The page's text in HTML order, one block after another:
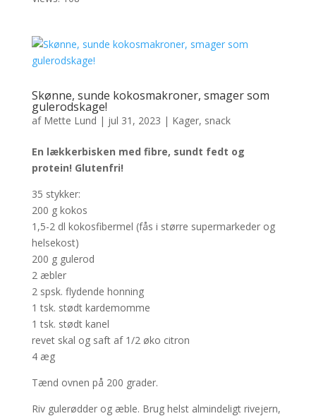
Skønne, sunde kokosmakroner, smager som
gulerodskage!
af Mette Lund | jul 31, 2023 | Kager, snack
En lækkerbisken med fibre, sundt fedt og
protein! Glutenfri!
35 stykker:
200 g kokos
1,5-2 dl kokosfibermel (fås i større supermarkeder og
helsekost)
200 g gulerod
2 æbler
2 spsk. flydende honning
1 tsk. stødt kardemomme
1 tsk. stødt kanel
revet skal og saft af 1/2 øko citron
4 æg
Tænd ovnen på 200 grader.
Riv gulerødder og æble. Brug helst almindeligt rivejern,